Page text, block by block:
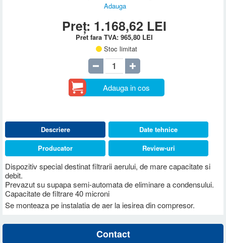
Adauga
Preț: 1.168,62 LEI
Pret fara TVA:965,80 LEI
Stoc limitat
Adauga in cos
Descriere
Dispozitiv special destinat filtrarii aerului, de mare capacitate si
debit.
Prevazut su supapa semi-automata de eliminare a condensului.
Capacitate de filtrare 40 microni
Se monteaza pe instalatia de aer la iesirea din compresor.
Date tehnice
Producator
Review-uri
Contact